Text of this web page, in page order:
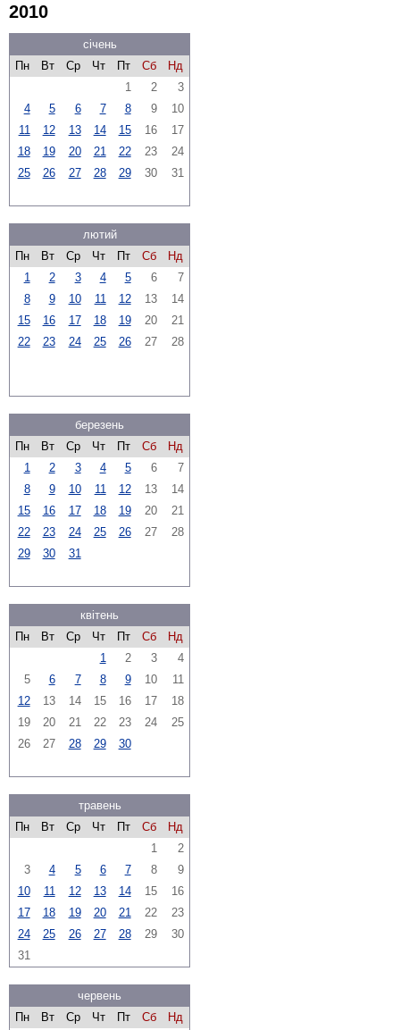
2010
січень
Пн
Вт Ср Чт Пт Сб
Нд
1
2
3
4
5 6 7 8 9
10
11
12 13 14 15 16
17
18
19 20 21 22 23
24
25
26 27 28 29 30 31
лютий
Пн
Вт Ср Чт Пт Сб
Нд
1
2 3 4 5 6
7
8
9 10 11 12 13
14
15
16 17 18 19 20
21
22
23 24 25 26 27 28
березень
Пн
Вт Ср Чт Пт Сб
Нд
1
2 3 4 5 6
7
8
9 10 11 12 13
14
15
16 17 18 19 20
21
22
23 24 25 26 27
28
29
30 31
квітень
Пн
Вт Ср Чт Пт Сб
Нд
1
2 3
4
5
6 7 8 9 10
11
12
13 14 15 16 17
18
19
20 21 22 23 24
25
26
27 28 29 30
травень
Пн
Вт Ср Чт Пт Сб
Нд
1
2
3
4 5 6 7 8
9
10
11 12 13 14 15
16
17
18 19 20 21 22
23
24
25 26 27 28 29
30
31
червень
Пн
Вт Ср Чт Пт Сб
Нд